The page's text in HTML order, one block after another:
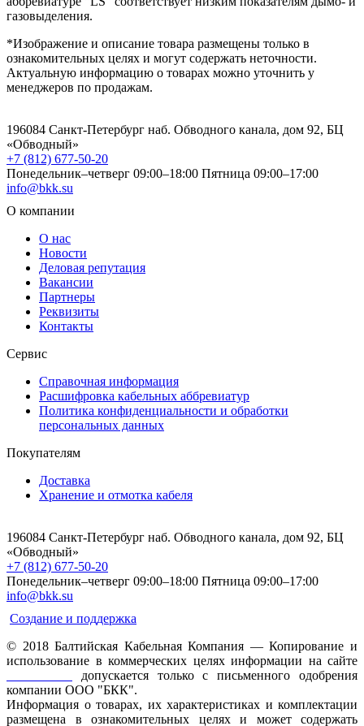
газовыделения.
*Изображение и описание товара размещены только в
ознакомительных целях и могут содержать неточности.
Актуальную информацию о товарах можно уточнить у
менеджеров по продажам.
196084 Санкт-Петербург наб. Обводного канала, дом 92, БЦ
«Обводный»
+7 (812) 677-50-20
Понедельник–четверг 09:00–18:00 Пятница 09:00–17:00
info@bkk.su
О компании
О нас
Новости
Деловая репутация
Вакансии
Партнеры
Реквизиты
Контакты
Сервис
Справочная информация
Расшифровка кабельных аббревиатур
Политика конфиденциальности и обработки
персональных данных
Покупателям
Доставка
Хранение и отмотка кабеля
196084 Санкт-Петербург наб. Обводного канала, дом 92, БЦ
«Обводный»
+7 (812) 677-50-20
Понедельник–четверг 09:00–18:00 Пятница 09:00–17:00
info@bkk.su
Создание и поддержка
© 2018 Балтийская Кабельная Компания — Копирование и
использование в коммерческих целях информации на сайте
допускается только с письменного одобрения
компании ООО "БКК".
Информация о товарах, их характеристиках и комплектации
размещена в ознакомительных целях и может содержать